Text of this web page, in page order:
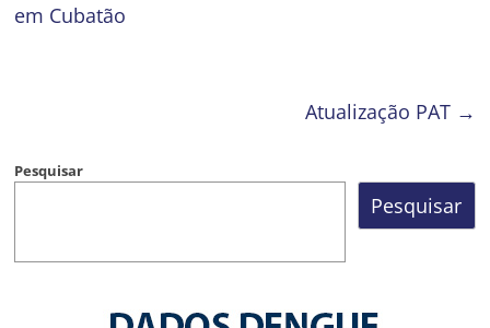
em Cubatão
Atualização PAT →
Pesquisar
Pesquisar